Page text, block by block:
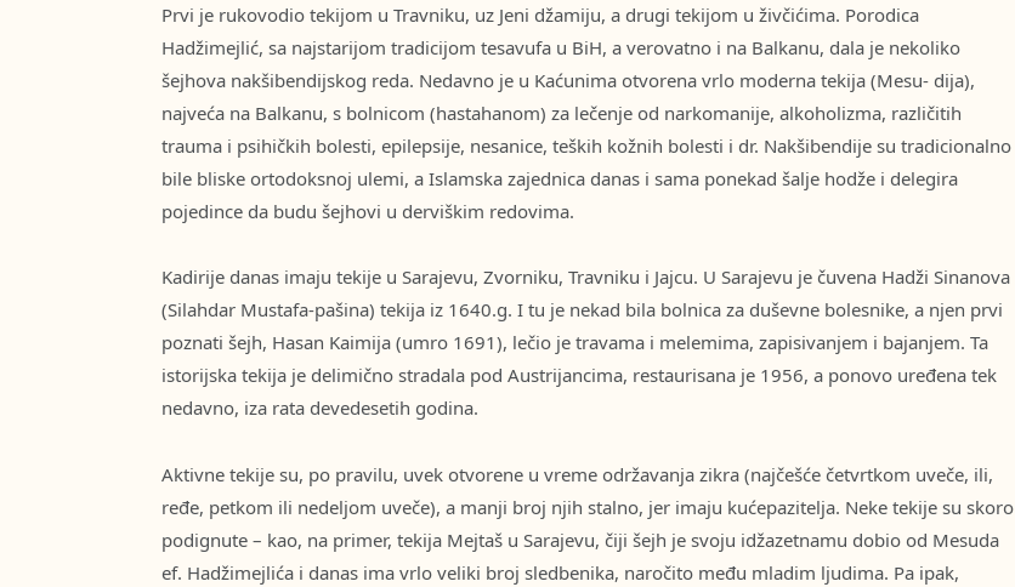
Prvi je rukovodio tekijom u Travniku, uz Jeni džamiju, a drugi tekijom u živčićima. Porodica
Hadžimejlić, sa najstarijom tradicijom tesavufa u BiH, a verovatno i na Balkanu, dala je nekoliko
šejhova nakšibendijskog reda. Nedavno je u Kaćunima otvorena vrlo moderna tekija (Mesu- dija),
najveća na Balkanu, s bolnicom (hastahanom) za lečenje od narkomanije, alkoholizma, različitih
trauma i psihičkih bolesti, epilepsije, nesanice, teških kožnih bolesti i dr. Nakšibendije su tradicionalno
bile bliske ortodoksnoj ulemi, a Islamska zajednica danas i sama ponekad šalje hodže i delegira
pojedince da budu šejhovi u derviškim redovima.
Kadirije danas imaju tekije u Sarajevu, Zvorniku, Travniku i Jajcu. U Sarajevu je čuvena Hadži Sinanova
(Silahdar Mustafa-pašina) tekija iz 1640.g. I tu je nekad bila bolnica za duševne bolesnike, a njen prvi
poznati šejh, Hasan Kaimija (umro 1691), lečio je travama i melemima, zapisivanjem i bajanjem. Ta
istorijska tekija je delimično stradala pod Austrijancima, restaurisana je 1956, a ponovo uređena tek
nedavno, iza rata devedesetih godina.
Aktivne tekije su, po pravilu, uvek otvorene u vreme održavanja zikra (najčešće četvrtkom uveče, ili,
ređe, petkom ili nedeljom uveče), a manji broj njih stalno, jer imaju kućepazitelja. Neke tekije su skoro
podignute – kao, na primer, tekija Mejtaš u Sarajevu, čiji šejh je svoju idžazetnamu dobio od Mesuda
ef. Hadžimejlića i danas ima vrlo veliki broj sledbenika, naročito među mladim ljudima. Pa ipak,